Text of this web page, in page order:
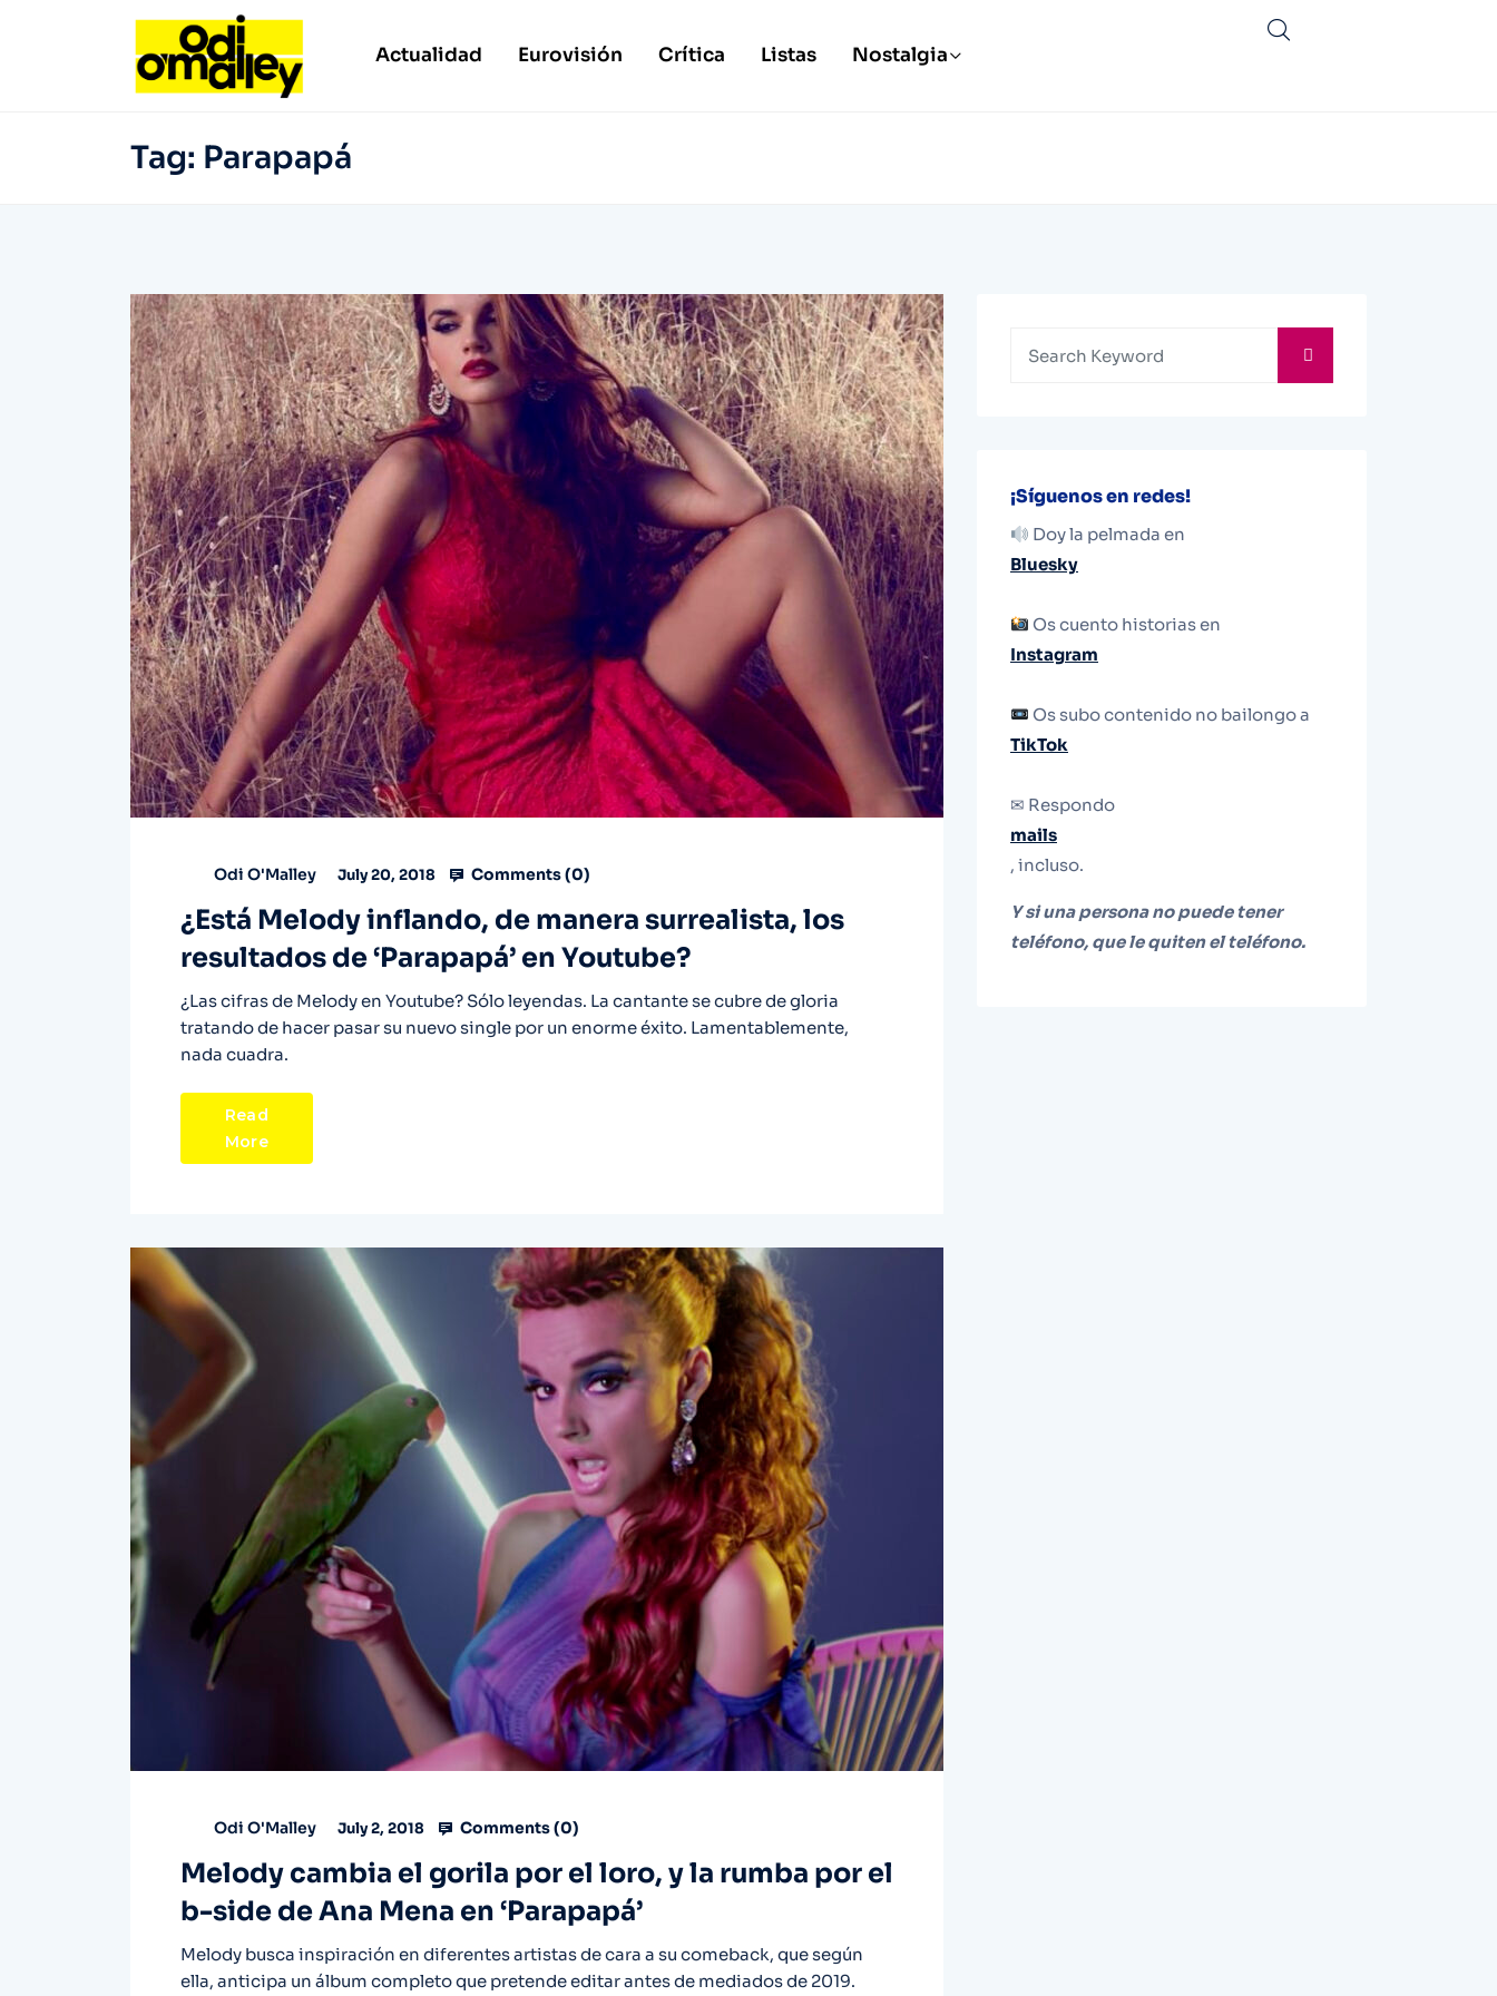
Actualidad Eurovisión Crítica Listas Nostalgia
Tag: Parapapá
Odi O'Malley July 20, 2018 Comments (0)
¿Está Melody inflando, de manera surrealista, los
resultados de ‘Parapapá’ en Youtube?
¿Las cifras de Melody en Youtube? Sólo leyendas. La cantante se cubre de gloria
tratando de hacer pasar su nuevo single por un enorme éxito. Lamentablemente,
nada cuadra.
Read
More
Odi O'Malley July 2, 2018 Comments (0)
Melody cambia el gorila por el loro, y la rumba por el
b-side de Ana Mena en ‘Parapapá’
Melody busca inspiración en diferentes artistas de cara a su comeback, que según
ella, anticipa un álbum completo que pretende editar antes de mediados de 2019.
¡Síguenos en redes!
Doy la pelmada en
Bluesky
Os cuento historias en
Instagram
Os subo contenido no bailongo a
TikTok
✉ Respondo
mails
, incluso.
Y si una persona no puede tener
teléfono, que le quiten el teléfono.